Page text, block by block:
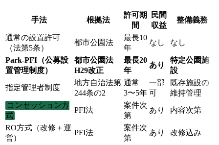
手法 根拠法
許可期
間
民間
収益
整備義務
通常の設置許可
（法第5条）
都市公園法
最長10
年
なし なし
Park-PFI（公募設
置管理制度）
都市公園法
H29改正
最長20
年
あり
特定公園施
設
指定管理者制度
地方自治法第
244条の2
通常
3〜5年
一部
可
既存施設の
維持管理
コンセッション方
式
PFI法
案件次
第
あり 内容次第
RO方式（改修＋運
営）
PFI法
案件次
第
あり 改修込み